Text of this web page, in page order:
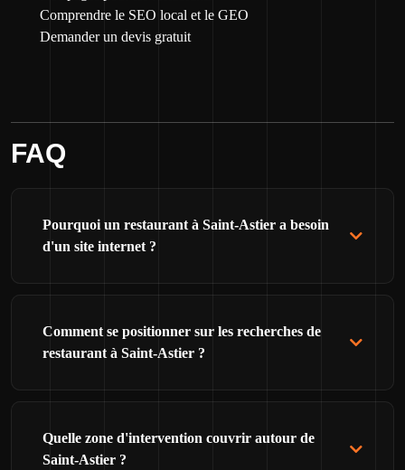
Comprendre le SEO local et le GEO
Demander un devis gratuit
FAQ
Pourquoi un restaurant à Saint-Astier a besoin
d'un site internet ?
Comment se positionner sur les recherches de
restaurant à Saint-Astier ?
Quelle zone d'intervention couvrir autour de
Saint-Astier ?